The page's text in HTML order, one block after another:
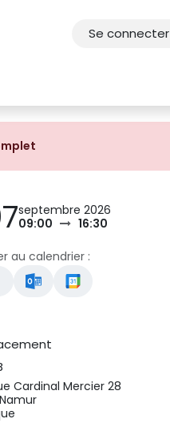
Se connecter
septembre 2026
09:00
16:30
au calendrier :
Cardinal Mercier 28